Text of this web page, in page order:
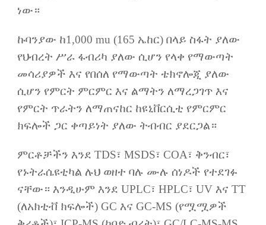
ነው።
ኩባንያው ከ1,000 mu (165 ኤከር) በላይ ስፋት ያለው
የህብረት ሥራ ፋብሪካ ያለው ሲሆን የላቀ የማውጣት
መሳሪያዎች እና የበሰለ የማውጣት ቴክኖሎጂ ያለው
ሲሆን የምርት ምርምር እና ልማትን ለማረጋገጥ እና
የምርት ጥራትን ለማጠናከር ከዩኒቨርሲቲ የምርምር
ክፍሎች ጋር ቀጣይነት ያለው ትብብር ያደርጋል።
ምርቶቻችን እንደ TDS፣ MSDS፣ COA፣ ቅንብር፣
የኑትራሴዩቲካል ሉህ ወዘተ ባሉ ሙሉ ሰነዶች የተደገፉ
ናቸው። እንዲሁም እንደ UPLC፣ HPLC፣ UV እና TT
(ለአክቲቭ ክፍሎች) GC እና GC-MS (የሟሟዎች